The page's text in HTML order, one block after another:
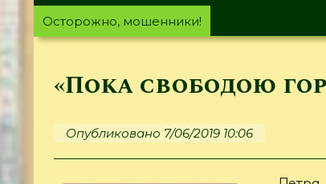
Осторожно, мошенники!
«Пока свободою
Опубликовано 7/06/2019 10:06